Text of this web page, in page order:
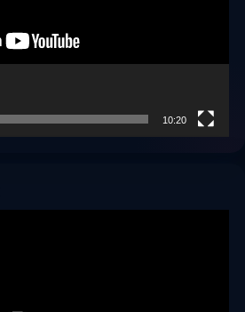
10:20